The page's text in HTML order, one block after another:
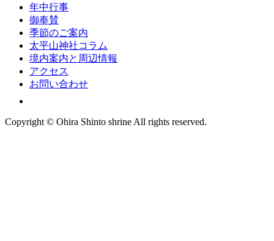
年中行事
御奉賛
季節のご案内
太平山神社コラム
境内案内と周辺情報
アクセス
お問い合わせ
Copyright © Ohira Shinto shrine All rights reserved.